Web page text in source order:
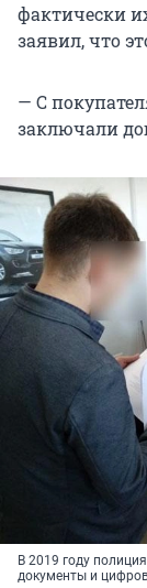
фактически
заявил, что
— С
заключали
В 2019 году
документы и